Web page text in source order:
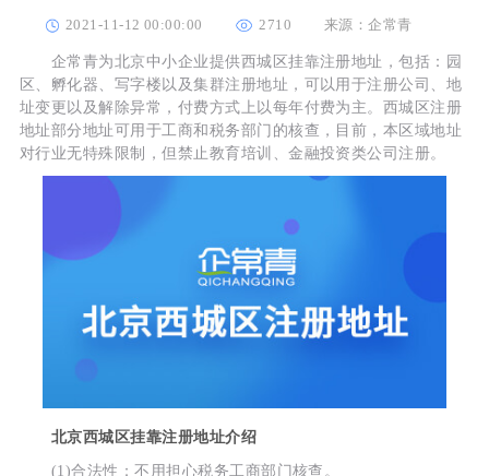
2021-11-12 00:00:00 2710 来源：企常青
企常青为北京中小企业提供西城区挂靠注册地址，包括：园
区、孵化器、写字楼以及集群注册地址，可以用于注册公司、地
址变更以及解除异常，付费方式上以每年付费为主。西城区注册
地址部分地址可用于工商和税务部门的核查，目前，本区域地址
对行业无特殊限制，但禁止教育培训、金融投资类公司注册。
北京西城区挂靠注册地址介绍
(1)合法性：不用担心税务工商部门核查。